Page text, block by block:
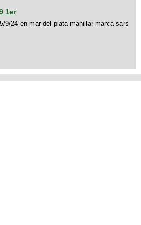
1er
9/24 en mar del plata manillar marca sars